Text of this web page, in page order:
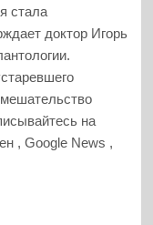
стала
доктор Игорь
на
, Google News ,